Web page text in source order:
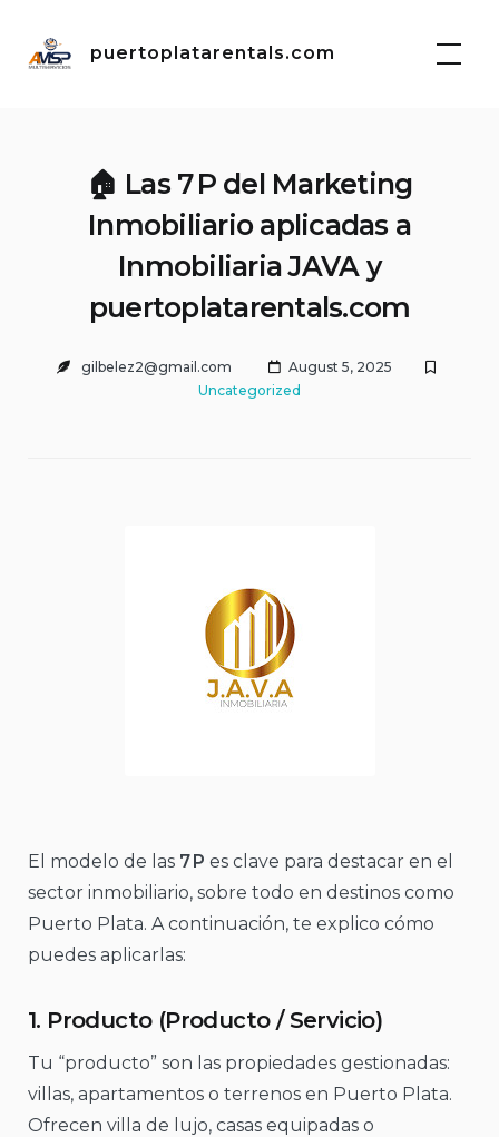
content
puertoplatarentals.com
🏠 Las 7 P del Marketing
Inmobiliario aplicadas a
Inmobiliaria JAVA y
puertoplatarentals.com
gilbelez2@gmail.com
August 5, 2025
Uncategorized
El modelo de las 7 P es clave para destacar en el
sector inmobiliario, sobre todo en destinos como
Puerto Plata. A continuación, te explico cómo
puedes aplicarlas:
1. Producto (Producto / Servicio)
Tu “producto” son las propiedades gestionadas:
villas, apartamentos o terrenos en Puerto Plata.
Ofrecen villa de lujo, casas equipadas o